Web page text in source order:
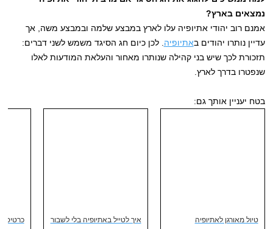
נמצאים בארץ?
אמנם רוב יהודי אתיופיה עלו לארץ במבצע שלמה ובמבצע משה, אך
עדיין נותרו יהודים באתיופיה . לכן כיום חג הסיגד משמש לשני דברים:
תזכורת לכך שיש בני קהילה שנותרו מאחור והעלאת המודעות לאלו
שנפטרו בדרך לארץ.
בטח יעניין אותך גם:
טיול מאורגן לאתיופיה
איך לטייל באתיופיה בלי לשבור